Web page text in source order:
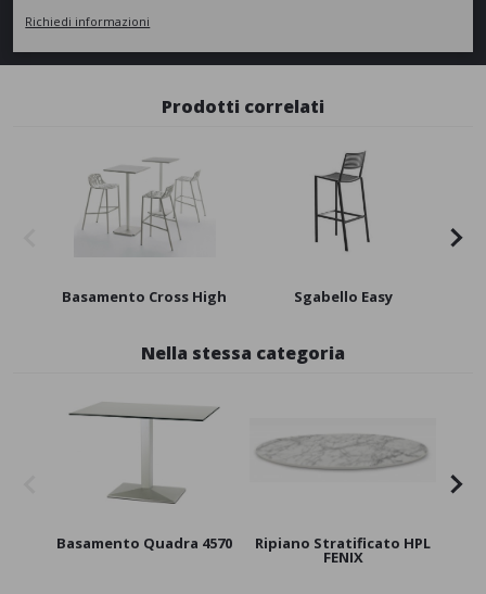
Richiedi informazioni
Prodotti correlati
Basamento Cross High Sgabello Easy
Nella stessa categoria
Basamento Quadra 4570 Ripiano Stratificato HPL
FENIX